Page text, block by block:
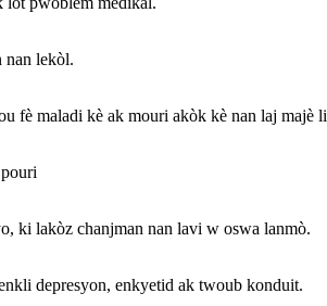
lekòl.
fè maladi kè ak mouri akòk kè nan laj majè li
ki lakòz chanjman nan lavi w oswa lanmò.
depresyon, enkyetid ak twoub konduit.